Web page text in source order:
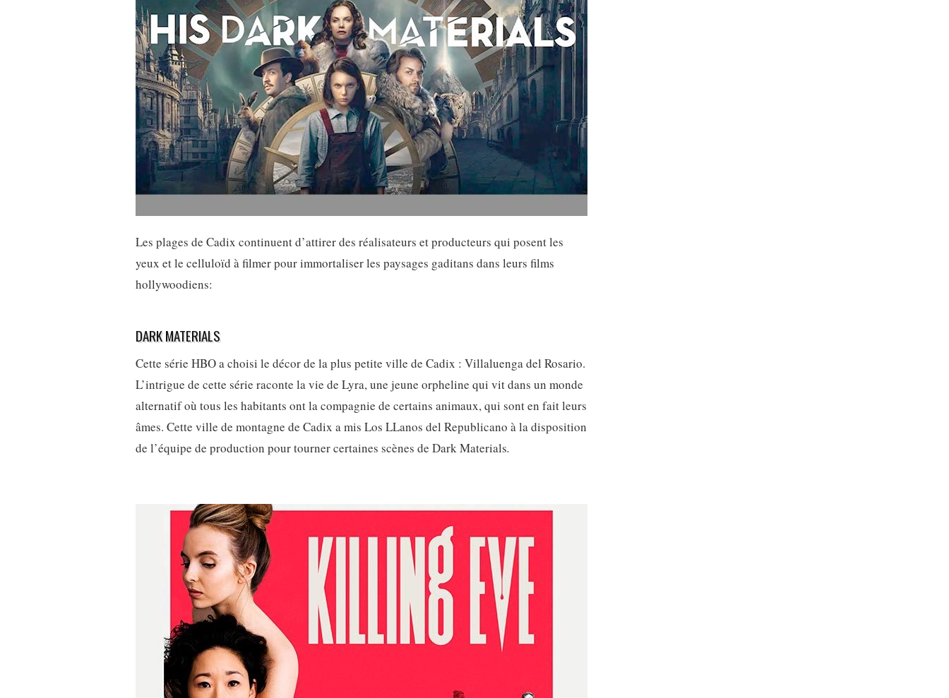
Les plages de Cadix continuent d’attirer des réalisateurs et producteurs qui posent les
yeux et le celluloïd à filmer pour immortaliser les paysages gaditans dans leurs films
hollywoodiens:
DARK MATERIALS
Cette série HBO a choisi le décor de la plus petite ville de Cadix : Villaluenga del Rosario.
L’intrigue de cette série raconte la vie de Lyra, une jeune orpheline qui vit dans un monde
alternatif où tous les habitants ont la compagnie de certains animaux, qui sont en fait leurs
âmes. Cette ville de montagne de Cadix a mis Los LLanos del Republicano à la disposition
de l’équipe de production pour tourner certaines scènes de Dark Materials.